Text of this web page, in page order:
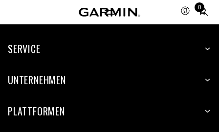
0
Total
items
cart:
SERVICE
UNTERNEHMEN
PLATTFORMEN